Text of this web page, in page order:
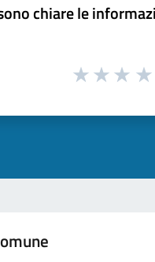
chiare le